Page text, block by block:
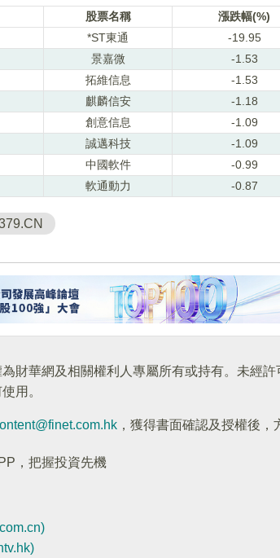
股票名稱 漲跌幅(%)
*ST東通 -19.95
景嘉微 -1.53
拓維信息 -1.53
麒麟信安 -1.18
創意信息 -1.09
誠邁科技 -1.09
中國軟件 -0.99
軟通動力 -0.87
財華網及相關權利人專屬所有或持有。未經許
用。
，獲得書面確認及授權後，
，把握投資先機